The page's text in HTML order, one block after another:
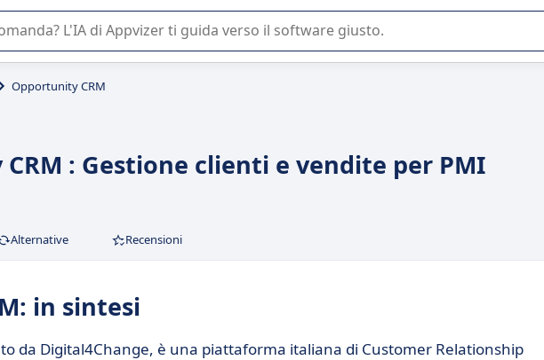
vi guida nell'utilizzo o nella scelta di un software SaaS per la vostra azienda.
Opportunity CRM
: Gestione clienti e vendite per PMI
Alternative Recensioni
in sintesi
da Digital4Change, è una piattaforma italiana di Customer Relationship